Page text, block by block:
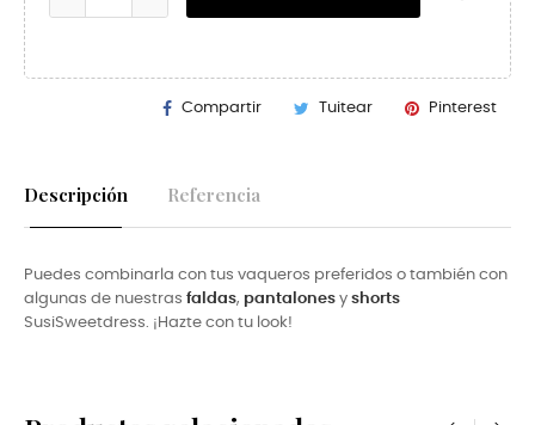
Compartir Tuitear Pinterest
Descripción Referencia
Puedes combinarla con tus vaqueros preferidos o también con
algunas de nuestras faldas, pantalones y shorts
SusiSweetdress. ¡Hazte con tu look!